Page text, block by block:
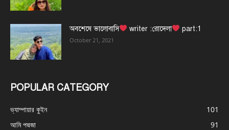
অবশেষে ভালোবাসি writer :রোদেলা part:1
October 21, 2021
POPULAR CATEGORY
ভ্যাম্পায়ার কুইন
101
আমি পদ্মজা
91